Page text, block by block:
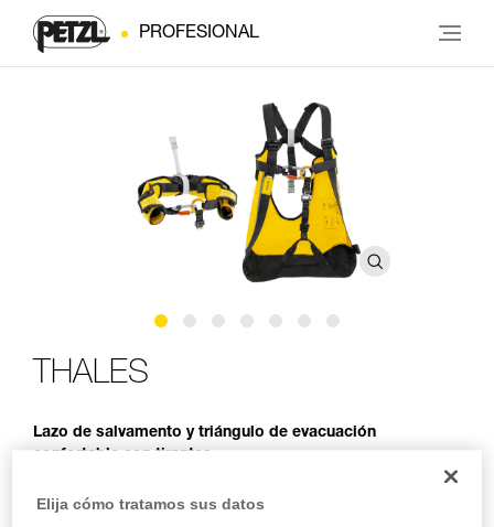
PROFESIONAL
THALES
Lazo de salvamento y triángulo de evacuación
confortable con tirantes
Lazo de salvamento y triángulo de evacuación, el THALES
Elija cómo tratamos sus datos